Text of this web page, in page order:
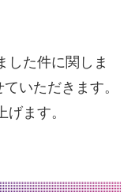
した件に関しま
ていただきます。
ます。